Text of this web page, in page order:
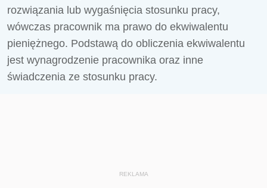
rozwiązania lub wygaśnięcia stosunku pracy,
wówczas pracownik ma prawo do ekwiwalentu
pieniężnego. Podstawą do obliczenia ekwiwalentu
jest wynagrodzenie pracownika oraz inne
świadczenia ze stosunku pracy.
REKLAMA